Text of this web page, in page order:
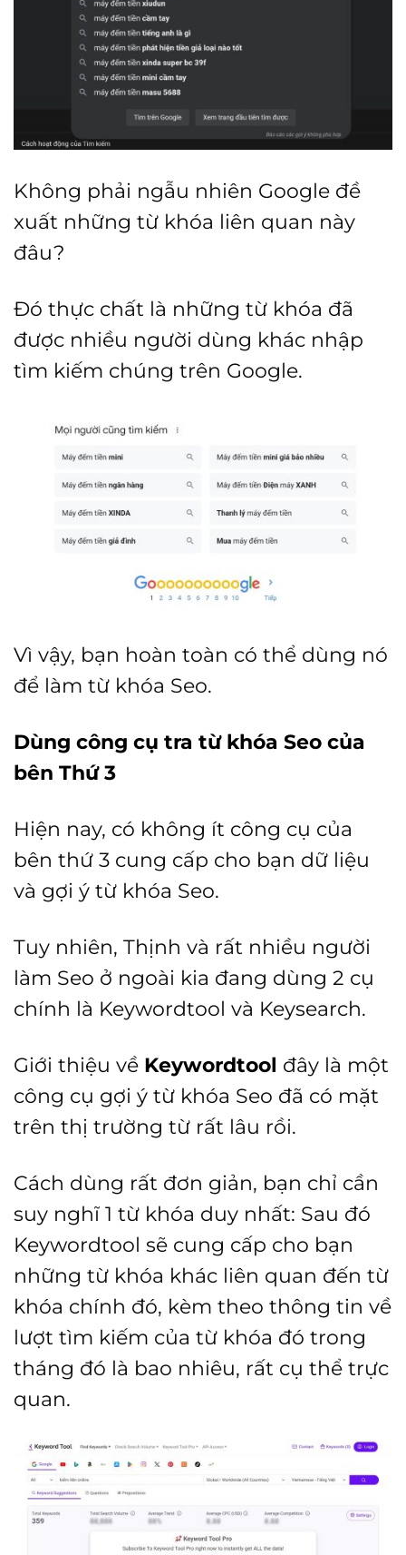
Không phải ngẫu nhiên Google đề
xuất những từ khóa liên quan này
đâu?
Đó thực chất là những từ khóa đã
được nhiều người dùng khác nhập
tìm kiếm chúng trên Google.
Vì vậy, bạn hoàn toàn có thể dùng nó
để làm từ khóa Seo.
Dùng công cụ tra từ khóa Seo của
bên Thứ 3
Hiện nay, có không ít công cụ của
bên thứ 3 cung cấp cho bạn dữ liệu
và gợi ý từ khóa Seo.
Tuy nhiên, Thịnh và rất nhiều người
làm Seo ở ngoài kia đang dùng 2 cụ
chính là Keywordtool và Keysearch.
Giới thiệu về Keywordtool đây là một
công cụ gợi ý từ khóa Seo đã có mặt
trên thị trường từ rất lâu rồi.
Cách dùng rất đơn giản, bạn chỉ cần
suy nghĩ 1 từ khóa duy nhất: Sau đó
Keywordtool sẽ cung cấp cho bạn
những từ khóa khác liên quan đến từ
khóa chính đó, kèm theo thông tin về
lượt tìm kiếm của từ khóa đó trong
tháng đó là bao nhiêu, rất cụ thể trực
quan.